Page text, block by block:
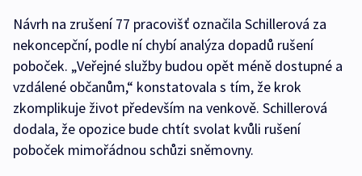
Návrh na zrušení 77 pracovišť označila Schillerová za
nekoncepční, podle ní chybí analýza dopadů rušení
poboček. „Veřejné služby budou opět méně dostupné a
vzdálené občanům,“ konstatovala s tím, že krok
zkomplikuje život především na venkově. Schillerová
dodala, že opozice bude chtít svolat kvůli rušení
poboček mimořádnou schůzi sněmovny.